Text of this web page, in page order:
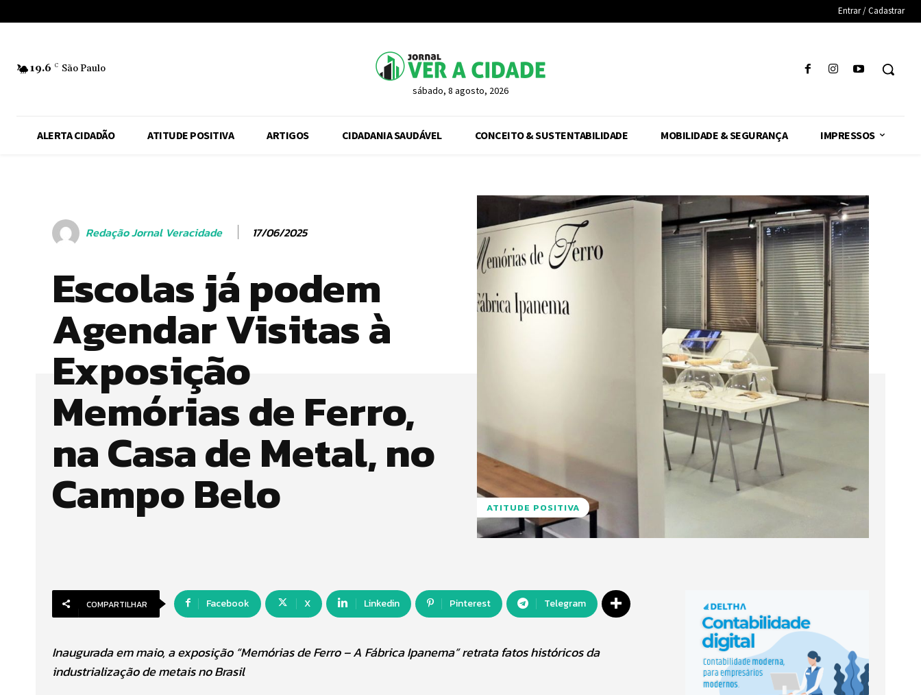
Entrar / Cadastrar
19.6 C São Paulo
sábado, 8 agosto, 2026
ALERTA CIDADÃO ATITUDE POSITIVA ARTIGOS CIDADANIA SAUDÁVEL CONCEITO & SUSTENTABILIDADE MOBILIDADE & SEGURANÇA IMPRESSOS
Redação Jornal Veracidade 17/06/2025
Escolas já podem
Agendar Visitas à
Exposição
Memórias de Ferro,
na Casa de Metal, no
Campo Belo ATITUDE POSITIVA
COMPARTILHAR Facebook X Linkedin Pinterest Telegram
Inaugurada em maio, a exposição “Memórias de Ferro – A Fábrica Ipanema” retrata fatos históricos da
industrialização de metais no Brasil